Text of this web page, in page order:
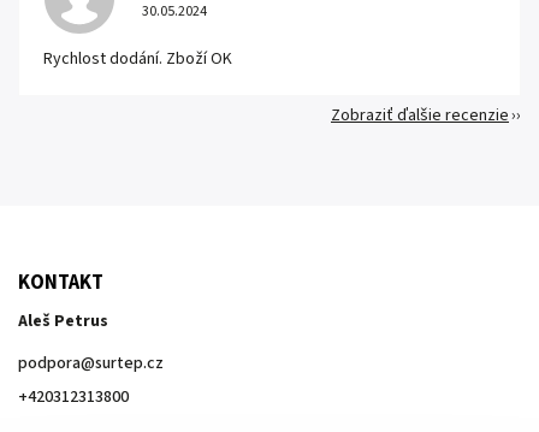
30.05.2024
Rychlost dodání. Zboží OK
Zobraziť ďalšie recenzie
KONTAKT
Aleš Petrus
podpora@surtep.cz
+420312313800